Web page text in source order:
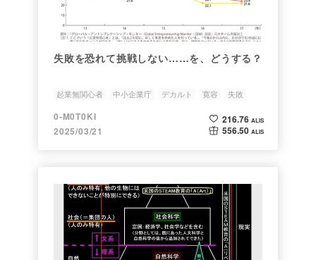
失敗を恐れて挑戦しない……を、どうする？
起業無関心者 中小企業庁 デカルト 寛容 失敗
0-M0T0KI
2025/03/21
216.76 ALIS
556.50 ALIS